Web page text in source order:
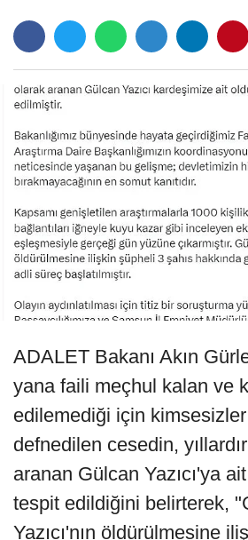
ADALET Bakanı Akın
yana faili meçhul kalan ve
edilemediği için kimsesizler
defnedilen cesedin,
aranan Gülcan Yazıcı'ya
tespit edildiğini belirterek,
Yazıcı'nın öldürülmesine